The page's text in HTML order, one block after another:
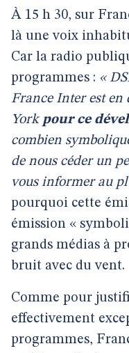
À 15 h 30, sur
là une voix
Car la radio
programmes : «
France Inter est
York pour ce
combien
de nous céder un
vous informer au
pourquoi cette
émission «
grands médias à
bruit avec du vent.
Comme pour
effectivement
programmes,